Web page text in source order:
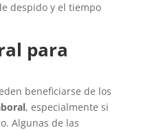
despido y el tiempo
para
beneficiarse de los
, especialmente si
Algunas de las